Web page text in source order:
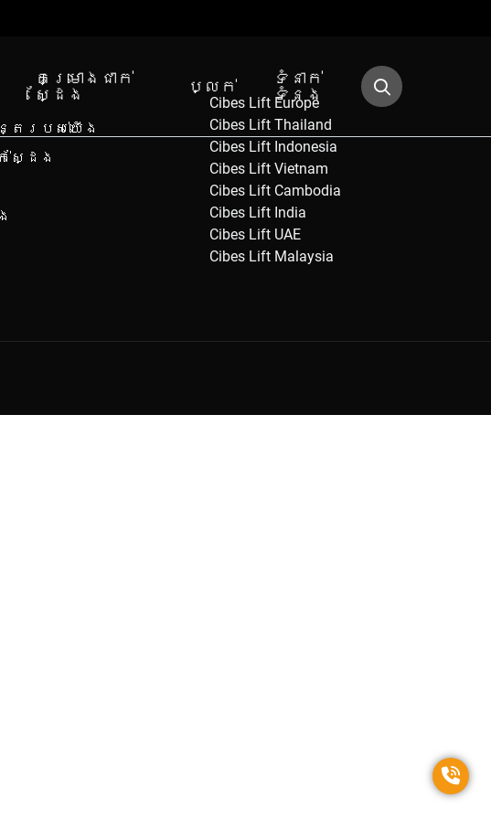
គម្រោងជាក់
ស្ដែង
ប្លក់
ទំនាក់
ទំនង
តរបស់យើង
ស្ដែង
Cibes Lift Europe
Cibes Lift Thailand
Cibes Lift Indonesia
Cibes Lift Vietnam
Cibes Lift Cambodia
Cibes Lift India
Cibes Lift UAE
Cibes Lift Malaysia